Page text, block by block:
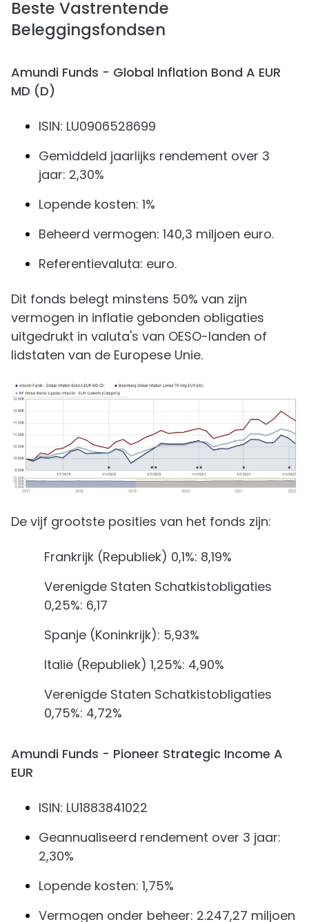
Beste Vastrentende
Beleggingsfondsen
Amundi Funds - Global Inflation Bond A EUR
MD (D)
ISIN: LU0906528699
Gemiddeld jaarlijks rendement over 3
jaar: 2,30%
Lopende kosten: 1%
Beheerd vermogen: 140,3 miljoen euro.
Referentievaluta: euro.
Dit fonds belegt minstens 50% van zijn
vermogen in inflatie gebonden obligaties
uitgedrukt in valuta's van OESO-landen of
lidstaten van de Europese Unie.
De vijf grootste posities van het fonds zijn:
Frankrijk (Republiek) 0,1%: 8,19%
Verenigde Staten Schatkistobligaties
0,25%: 6,17
Spanje (Koninkrijk): 5,93%
Italië (Republiek) 1,25%: 4,90%
Verenigde Staten Schatkistobligaties
0,75%: 4,72%
Amundi Funds - Pioneer Strategic Income A
EUR
ISIN: LU1883841022
Geannualiseerd rendement over 3 jaar:
2,30%
Lopende kosten: 1,75%
Vermogen onder beheer: 2.247,27 miljoen